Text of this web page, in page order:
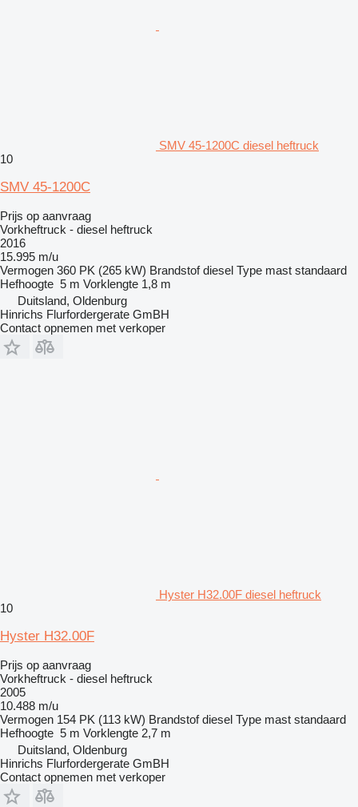
SMV 45-1200C diesel heftruck
10
SMV 45-1200C
Prijs op aanvraag
Vorkheftruck - diesel heftruck
2016
15.995 m/u
Vermogen 360 PK (265 kW) Brandstof diesel Type mast standaard
Hefhoogte 5 m Vorklengte 1,8 m
Duitsland, Oldenburg
Hinrichs Flurfordergerate GmBH
Contact opnemen met verkoper
Hyster H32.00F diesel heftruck
10
Hyster H32.00F
Prijs op aanvraag
Vorkheftruck - diesel heftruck
2005
10.488 m/u
Vermogen 154 PK (113 kW) Brandstof diesel Type mast standaard
Hefhoogte 5 m Vorklengte 2,7 m
Duitsland, Oldenburg
Hinrichs Flurfordergerate GmBH
Contact opnemen met verkoper